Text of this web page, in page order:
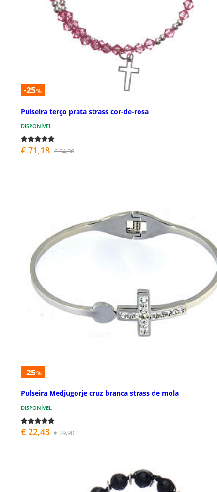
-25%
Pulseira terço prata strass cor-de-rosa
DISPONÍVEL
€ 71,18 € 94,90
-25%
Pulseira Medjugorje cruz branca strass de mola
DISPONÍVEL
€ 22,43 € 29,90